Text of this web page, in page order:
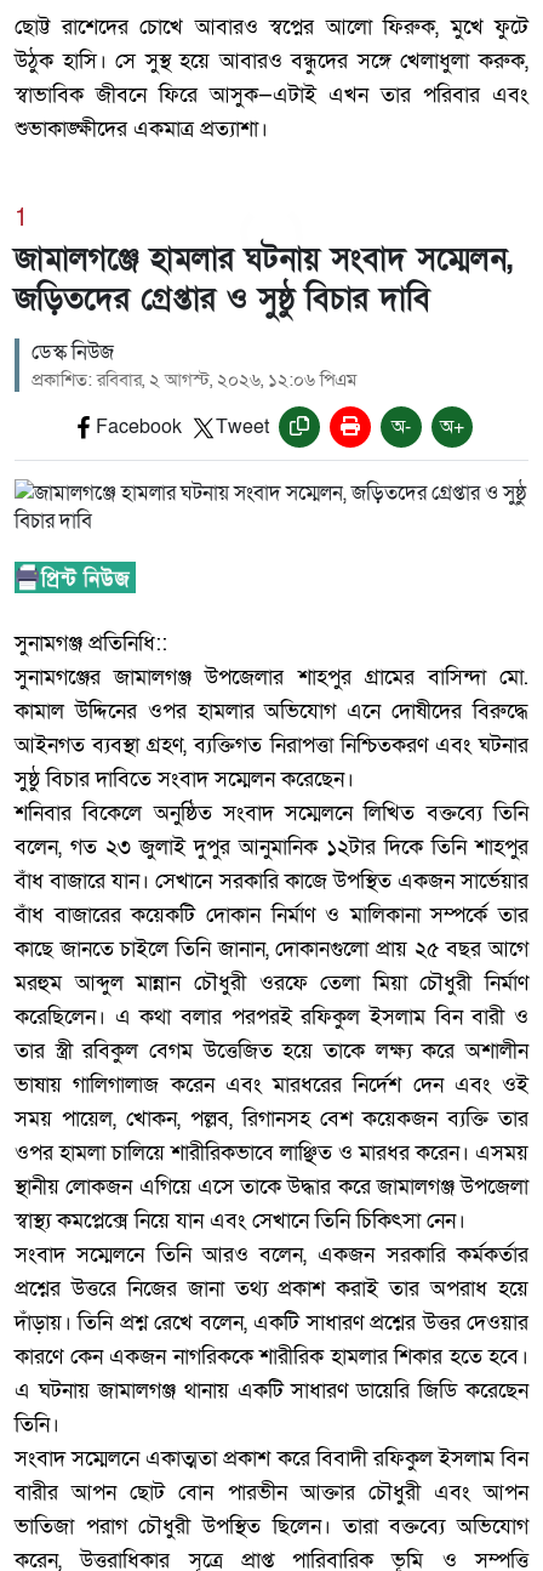
ছোট্ট রাশেদের চোখে আবারও স্বপ্নের আলো ফিরুক, মুখে ফুটে
উঠুক হাসি। সে সুস্থ হয়ে আবারও বন্ধুদের সঙ্গে খেলাধুলা করুক,
স্বাভাবিক জীবনে ফিরে আসুক—এটাই এখন তার পরিবার এবং
শুভাকাঙ্ক্ষীদের একমাত্র প্রত্যাশা।
1
জামালগঞ্জে হামলার ঘটনায় সংবাদ সম্মেলন,
জড়িতদের গ্রেপ্তার ও সুষ্ঠু বিচার দাবি
ডেস্ক নিউজ
প্রকাশিত: রবিবার, ২ আগস্ট, ২০২৬, ১২:০৬ পিএম
Facebook Tweet অ- অ+
‎সুনামগঞ্জ প্রতিনিধি::
‎সুনামগঞ্জের জামালগঞ্জ উপজেলার শাহপুর গ্রামের বাসিন্দা মো.
কামাল উদ্দিনের ওপর হামলার অভিযোগ এনে দোষীদের বিরুদ্ধে
আইনগত ব্যবস্থা গ্রহণ, ব্যক্তিগত নিরাপত্তা নিশ্চিতকরণ এবং ঘটনার
সুষ্ঠু বিচার দাবিতে সংবাদ সম্মেলন করেছেন।
‎শনিবার বিকেলে অনুষ্ঠিত সংবাদ সম্মেলনে লিখিত বক্তব্যে তিনি
বলেন, গত ২৩ জুলাই দুপুর আনুমানিক ১২টার দিকে তিনি শাহপুর
বাঁধ বাজারে যান। সেখানে সরকারি কাজে উপস্থিত একজন সার্ভেয়ার
বাঁধ বাজারের কয়েকটি দোকান নির্মাণ ও মালিকানা সম্পর্কে তার
কাছে জানতে চাইলে তিনি জানান, দোকানগুলো প্রায় ২৫ বছর আগে
মরহুম আব্দুল মান্নান চৌধুরী ওরফে তেলা মিয়া চৌধুরী নির্মাণ
করেছিলেন। এ কথা বলার পরপরই রফিকুল ইসলাম বিন বারী ও
তার স্ত্রী রবিকুল বেগম উত্তেজিত হয়ে তাকে লক্ষ্য করে অশালীন
ভাষায় গালিগালাজ করেন এবং মারধরের নির্দেশ দেন এবং ওই
সময় পায়েল, খোকন, পল্লব, রিগানসহ বেশ কয়েকজন ব্যক্তি তার
ওপর হামলা চালিয়ে শারীরিকভাবে লাঞ্ছিত ও মারধর করেন। এসময়
স্থানীয় লোকজন এগিয়ে এসে তাকে উদ্ধার করে জামালগঞ্জ উপজেলা
স্বাস্থ্য কমপ্লেক্সে নিয়ে যান এবং সেখানে তিনি চিকিৎসা নেন।
‎সংবাদ সম্মেলনে তিনি আরও বলেন, একজন সরকারি কর্মকর্তার
প্রশ্নের উত্তরে নিজের জানা তথ্য প্রকাশ করাই তার অপরাধ হয়ে
দাঁড়ায়। তিনি প্রশ্ন রেখে বলেন, একটি সাধারণ প্রশ্নের উত্তর দেওয়ার
কারণে কেন একজন নাগরিককে শারীরিক হামলার শিকার হতে হবে।
এ ঘটনায় জামালগঞ্জ থানায় একটি সাধারণ ডায়েরি জিডি করেছেন
তিনি।
‎সংবাদ সম্মেলনে একাত্মতা প্রকাশ করে বিবাদী রফিকুল ইসলাম বিন
বারীর আপন ছোট বোন পারভীন আক্তার চৌধুরী এবং আপন
ভাতিজা পরাগ চৌধুরী উপস্থিত ছিলেন। তারা বক্তব্যে অভিযোগ
করেন, উত্তরাধিকার সূত্রে প্রাপ্ত পারিবারিক ভূমি ও সম্পত্তি